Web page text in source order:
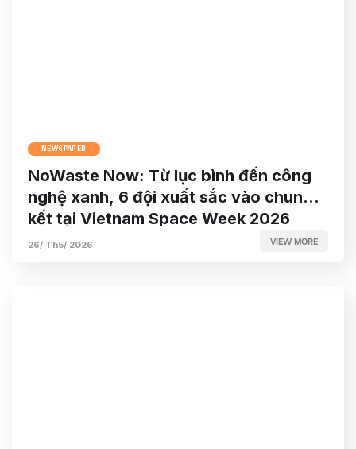
NEWSPAPER
NoWaste Now: Từ lục bình đến công
nghệ xanh, 6 đội xuất sắc vào chung
kết tại Vietnam Space Week 2026
26/ Th5/ 2026 VIEW MORE